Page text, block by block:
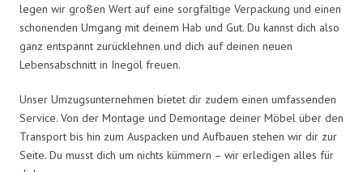
legen wir großen Wert auf eine sorgfältige Verpackung und einen
schonenden Umgang mit deinem Hab und Gut. Du kannst dich also
ganz entspannt zurücklehnen und dich auf deinen neuen
Lebensabschnitt in Inegöl freuen.
Unser Umzugsunternehmen bietet dir zudem einen umfassenden
Service. Von der Montage und Demontage deiner Möbel über den
Transport bis hin zum Auspacken und Aufbauen stehen wir dir zur
Seite. Du musst dich um nichts kümmern – wir erledigen alles für